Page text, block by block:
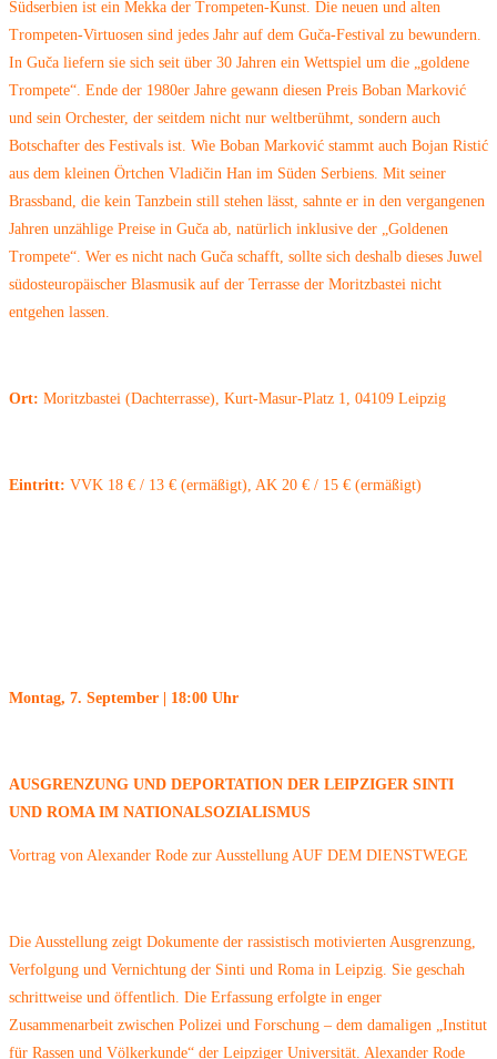
Südserbien ist ein Mekka der Trompeten-Kunst. Die neuen und alten
Trompeten-Virtuosen sind jedes Jahr auf dem Guča-Festival zu bewundern.
In Guča liefern sie sich seit über 30 Jahren ein Wettspiel um die „goldene
Trompete“. Ende der 1980er Jahre gewann diesen Preis Boban Marković
und sein Orchester, der seitdem nicht nur weltberühmt, sondern auch
Botschafter des Festivals ist. Wie Boban Marković stammt auch Bojan Ristić
aus dem kleinen Örtchen Vladičin Han im Süden Serbiens. Mit seiner
Brassband, die kein Tanzbein still stehen lässt, sahnte er in den vergangenen
Jahren unzählige Preise in Guča ab, natürlich inklusive der „Goldenen
Trompete“. Wer es nicht nach Guča schafft, sollte sich deshalb dieses Juwel
südosteuropäischer Blasmusik auf der Terrasse der Moritzbastei nicht
entgehen lassen.
Ort: Moritzbastei (Dachterrasse), Kurt-Masur-Platz 1, 04109 Leipzig
Eintritt: VVK 18 € / 13 € (ermäßigt), AK 20 € / 15 € (ermäßigt)
Montag, 7. September | 18:00 Uhr
AUSGRENZUNG UND DEPORTATION DER LEIPZIGER SINTI
UND ROMA IM NATIONALSOZIALISMUS
Vortrag von Alexander Rode zur Ausstellung AUF DEM DIENSTWEGE
Die Ausstellung zeigt Dokumente der rassistisch motivierten Ausgrenzung,
Verfolgung und Vernichtung der Sinti und Roma in Leipzig. Sie geschah
schrittweise und öffentlich. Die Erfassung erfolgte in enger
Zusammenarbeit zwischen Polizei und Forschung – dem damaligen „Institut
für Rassen und Völkerkunde“ der Leipziger Universität. Alexander Rode